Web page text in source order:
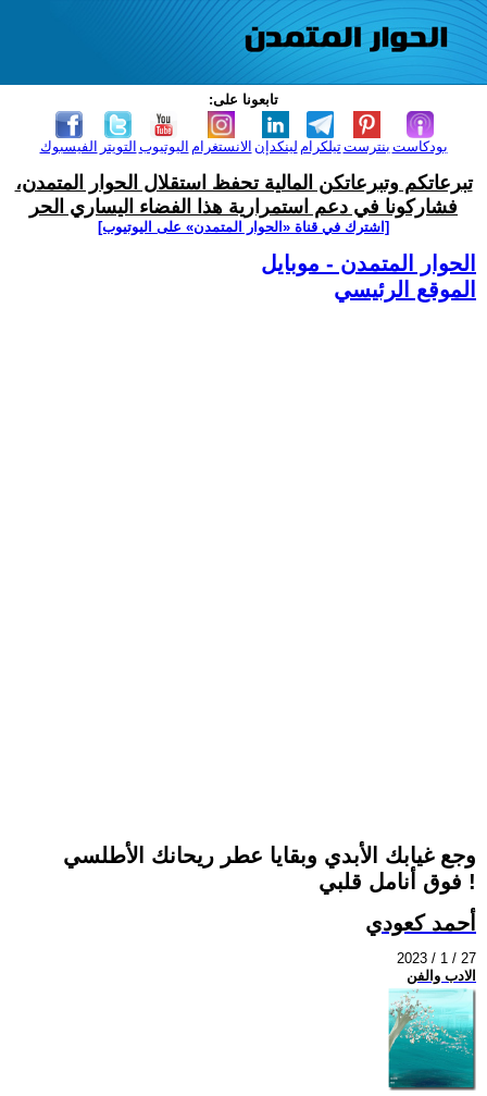
تابعونا على:
الفيسبوك التويتر اليوتيوب الانستغرام لينكدإن تيلكرامبنترست بودكاست
تبرعاتكم وتبرعاتكن المالية تحفظ استقلال الحوار المتمدن،
فشاركونا في دعم استمرارية هذا الفضاء اليساري الحر
[اشترك في قناة ‫«الحوار المتمدن» على اليوتيوب]
الحوار المتمدن - موبايل
الموقع الرئيسي
وجع غيابك الأبدي وبقايا عطر ريحانك الأطلسي
فوق أنامل قلبي !
أحمد كعودي
2023 / 1 / 27
الادب والفن